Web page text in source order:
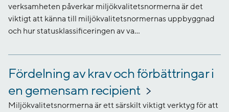
verksamheten påverkar miljökvalitetsnormerna är det
viktigt att känna till miljökvalitetsnormernas uppbyggnad
och hur statusklassificeringen av va...
Fördelning av krav och förbättringar i
en gemensam recipient
Miljökvalitetsnormerna är ett särskilt viktigt verktyg för att